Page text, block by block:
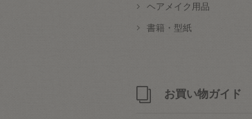
ヘアメイク用品
書籍・型紙
お買い物ガイド